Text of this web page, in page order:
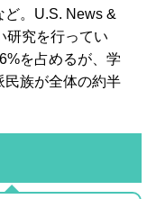
ど。U.S. News &
研究を行ってい
を占めるが、学
民族が全体の約半